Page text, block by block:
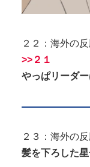
２２：海外の
>>２１
やっぱリーダ
２３：海外の
髪を下ろした星